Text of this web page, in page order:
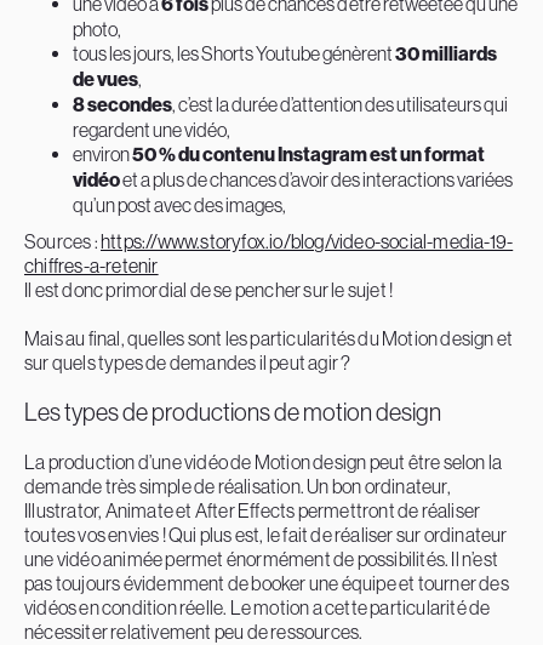
photo,
tous les jours, les Shorts Youtube génèrent30 milliards
de vues,
8 secondes, c’est la durée d’attention des utilisateurs qui
regardent une vidéo,
environ50 % du contenu Instagram est un format
vidéoet a plus de chances d’avoir des interactions variées
qu’un post avec des images,
Sources :https://www.storyfox.io/blog/video-social-media-19-
chiffres-a-retenir
Il est donc primordial de se pencher sur le sujet !
Mais au final, quelles sont les particularités du Motion design et
sur quels types de demandes il peut agir ?
Les types de productions de motion design
La production d’une vidéo de Motion design peut être selon la
demande très simple de réalisation. Un bon ordinateur,
Illustrator, Animate et After Effects permettront de réaliser
toutes vos envies ! Qui plus est, le fait de réaliser sur ordinateur
une vidéo animée permet énormément de possibilités. Il n’est
pas toujours évidemment de booker une équipe et tourner des
vidéos en condition réelle. Le motion a cette particularité de
nécessiter relativement peu de ressources.